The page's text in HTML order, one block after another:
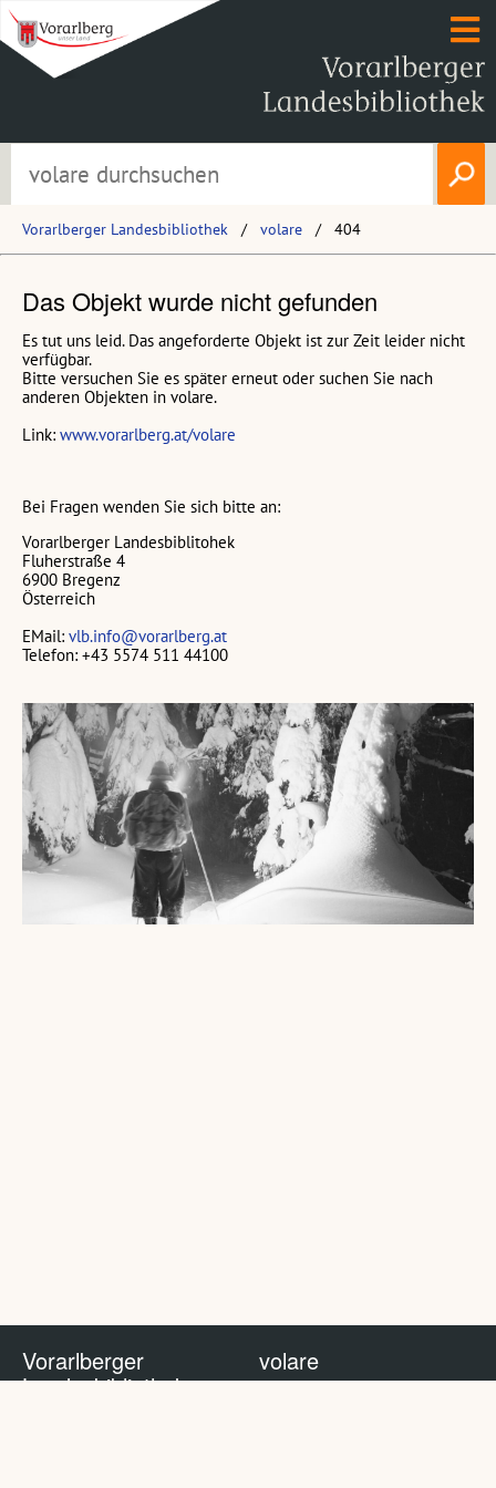
Vorarlberger Landesbibliothek volare 404
Das Objekt wurde nicht gefunden
Es tut uns leid. Das angeforderte Objekt ist zur Zeit leider nicht
verfügbar.
Bitte versuchen Sie es später erneut oder suchen Sie nach
anderen Objekten in volare.
Link: www.vorarlberg.at/volare
Bei Fragen wenden Sie sich bitte an:
Vorarlberger Landesbiblitohek
Fluherstraße 4
6900 Bregenz
Österreich
EMail: vlb.info@vorarlberg.at
Telefon: +43 5574 511 44100
Vorarlberger
Landesbibliothek
volare